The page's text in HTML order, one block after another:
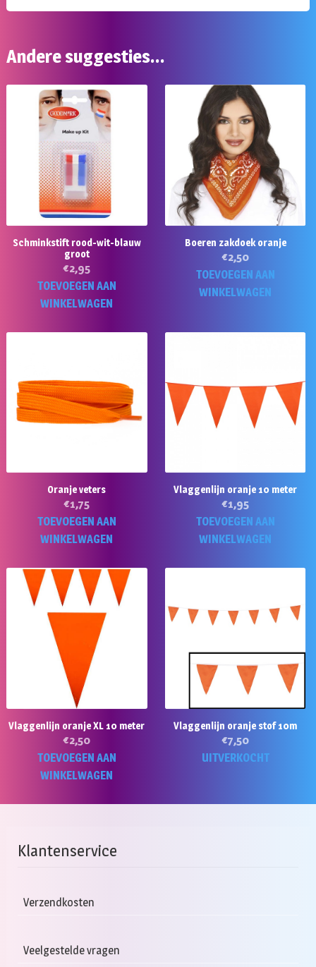
Andere suggesties…
Schminkstift rood-wit-blauw
groot
€2,95
TOEVOEGEN AAN
WINKELWAGEN
Boeren zakdoek oranje
€2,50
TOEVOEGEN AAN
WINKELWAGEN
Oranje veters
€1,75
TOEVOEGEN AAN
WINKELWAGEN
Vlaggenlijn oranje 10 meter
€1,95
TOEVOEGEN AAN
WINKELWAGEN
Vlaggenlijn oranje XL 10 meter
€2,50
TOEVOEGEN AAN
WINKELWAGEN
Vlaggenlijn oranje stof 10m
€7,50
UITVERKOCHT
Klantenservice
Verzendkosten
Veelgestelde vragen